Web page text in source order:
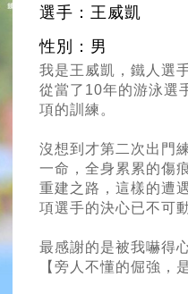
選手：王威凱
性別：男
我是王威凱，鐵人選
從當了10年的游泳選
項的訓練。
沒想到才第二次出門
一命，全身累累的傷
重建之路，這樣的遭
項選手的決心已不可
最感謝的是被我嚇得
【旁人不懂的倔強，